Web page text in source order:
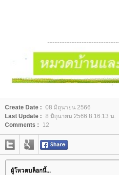
Create Date : 08 มิถุนายน 2566
Last Update : 8 มิถุนายน 2566 8:16:13 น.
Comments :
12
ผู้โหวตบล็อกนี้...